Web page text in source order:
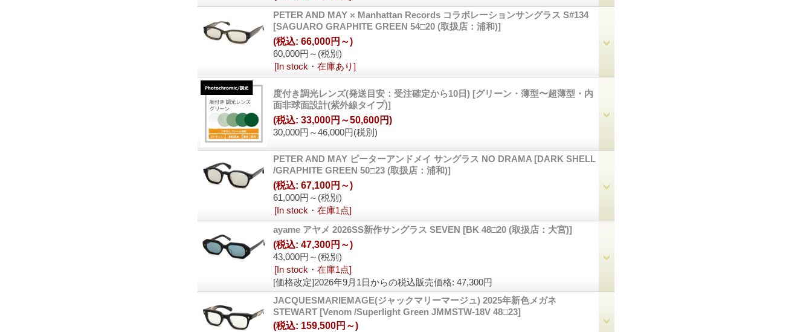
PETER AND MAY × Manhattan Records コラボレーションサングラス S#134
[SAGUARO GRAPHITE GREEN 54□20 (取扱店：浦和)]
60,000円～ (税別)
(税込: 66,000円～)
[In stock・在庫あり]
度付き調光レンズ(発送目安：受注確定から10日) [グリーン・薄型〜超薄型・内
面非球面設計(紫外線タイプ)]
30,000円～46,000円(税別)
(税込: 33,000円～50,600円)
PETER AND MAY ピーターアンドメイ サングラス NO DRAMA [DARK SHELL
/GRAPHITE GREEN 50□23 (取扱店：浦和)]
61,000円～ (税別)
(税込: 67,100円～)
[In stock・在庫1点]
ayame アヤメ 2026SS新作サングラス SEVEN [BK 48□20 (取扱店：大宮)]
43,000円～ (税別)
(税込: 47,300円～)
[In stock・在庫1点]
[価格改定]2026年9月1日からの税込販売価格: 47,300円
JACQUESMARIEMAGE(ジャックマリーマージュ) 2025年新色メガネ
STEWART [Venom /Superlight Green JMMSTW-18V 48□23]
(税込: 159,500円～)